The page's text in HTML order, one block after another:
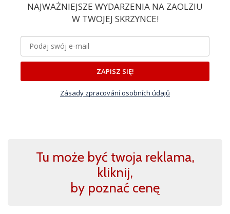
NAJWAŻNIEJSZE WYDARZENIA NA ZAOLZIU
W TWOJEJ SKRZYNCE!
ZAPISZ SIĘ!
Zásady zpracování osobních údajů
Tu może być twoja reklama,
kliknij,
by poznać cenę